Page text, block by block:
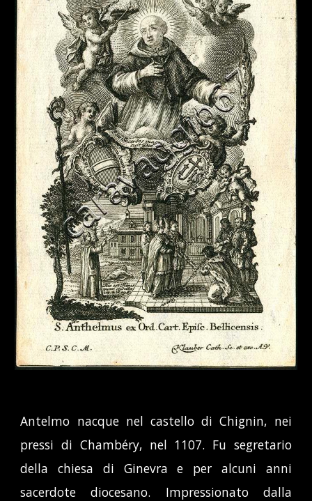
Antelmo nacque nel castello di Chignin, nei
pressi di Chambéry, nel 1107. Fu segretario
della chiesa di Ginevra e per alcuni anni
sacerdote diocesano. Impressionato dalla